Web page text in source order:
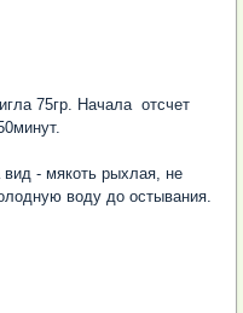
75гр. Начала отсчет
- мякоть рыхлая, не
воду до остывания.